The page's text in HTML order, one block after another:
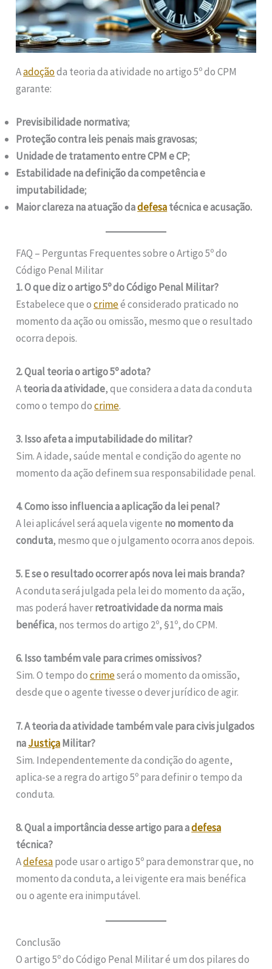
Aadoçãoda teoria da atividade no artigo 5º do CPM
garante:
Previsibilidade normativa;
Proteção contra leis penais mais gravosas;
Unidade de tratamento entre CPM e CP;
Estabilidade na definição da competência e
imputabilidade;
Maior clareza na atuação dadefesatécnica e acusação.
FAQ – Perguntas Frequentes sobre o Artigo 5º do
Código Penal Militar
1. O que diz o artigo 5º do Código Penal Militar?
Estabelece que ocrimeé considerado praticado no
momento da ação ou omissão, mesmo que o resultado
ocorra depois.
2. Qual teoria o artigo 5º adota?
Ateoria da atividade, que considera a data da conduta
como o tempo docrime.
3. Isso afeta a imputabilidade do militar?
Sim. A idade, saúde mental e condição do agente no
momento da ação definem sua responsabilidade penal.
4. Como isso influencia a aplicação da lei penal?
A lei aplicável será aquela vigente no momento da
conduta, mesmo que o julgamento ocorra anos depois.
5. E se o resultado ocorrer após nova lei mais branda?
A conduta será julgada pela lei do momento da ação,
mas poderá haverretroatividade da norma mais
benéfica, nos termos do artigo 2º, §1º, do CPM.
6. Isso também vale para crimes omissivos?
Sim. O tempo docrimeserá o momento da omissão,
desde que o agente tivesse o dever jurídico de agir.
7. A teoria da atividade também vale para civis julgados
naJustiçaMilitar?
Sim. Independentemente da condição do agente,
aplica-se a regra do artigo 5º para definir o tempo da
conduta.
8. Qual a importância desse artigo para adefesa
técnica?
Adefesapode usar o artigo 5º para demonstrar que, no
momento da conduta, a lei vigente era mais benéfica
ou o agente era inimputável.
Conclusão
O artigo 5º do Código Penal Militar é um dos pilares do